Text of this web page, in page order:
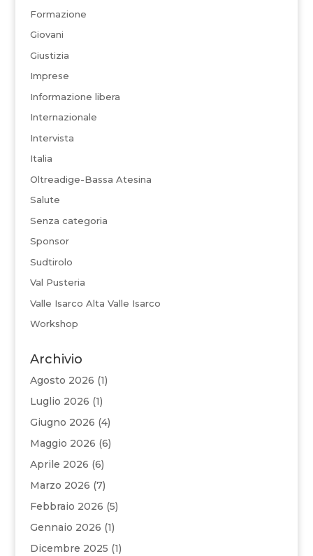
Formazione
Giovani
Giustizia
Imprese
Informazione libera
Internazionale
Intervista
Italia
Oltreadige-Bassa Atesina
Salute
Senza categoria
Sponsor
Sudtirolo
Val Pusteria
Valle Isarco Alta Valle Isarco
Workshop
Archivio
Agosto 2026 (1)
Luglio 2026 (1)
Giugno 2026 (4)
Maggio 2026 (6)
Aprile 2026 (6)
Marzo 2026 (7)
Febbraio 2026 (5)
Gennaio 2026 (1)
Dicembre 2025 (1)